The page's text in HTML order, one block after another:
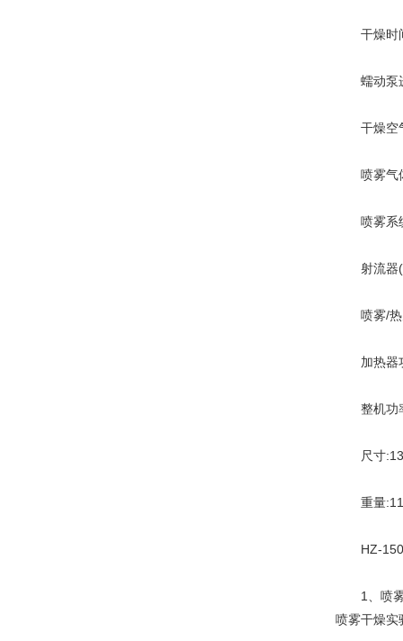
干燥时
蠕动泵进
干燥空气
喷雾气体
喷雾系统
射流器(
喷雾/热
加热器
整机功
尺寸
重量
HZ-1500
1、喷雾
喷雾干燥实